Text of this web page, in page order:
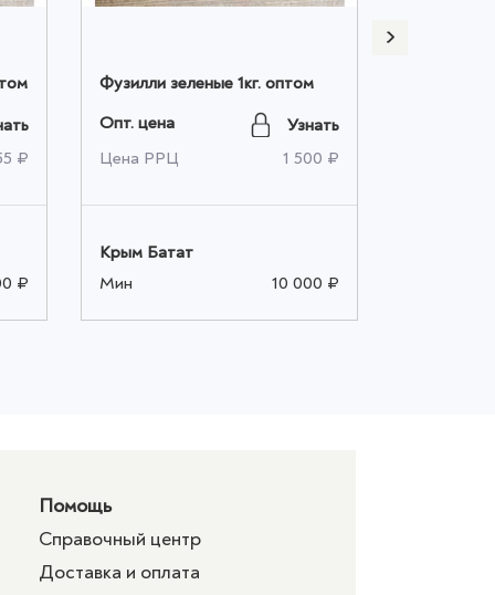
₽
₽
Фузилли зеленые 1кг. оптом
Опт. цена
Узнать
Цена РРЦ
1 500 ₽
Крым Батат
Мин
10 000 ₽
Помощь
Справочный центр
Доставка и оплата